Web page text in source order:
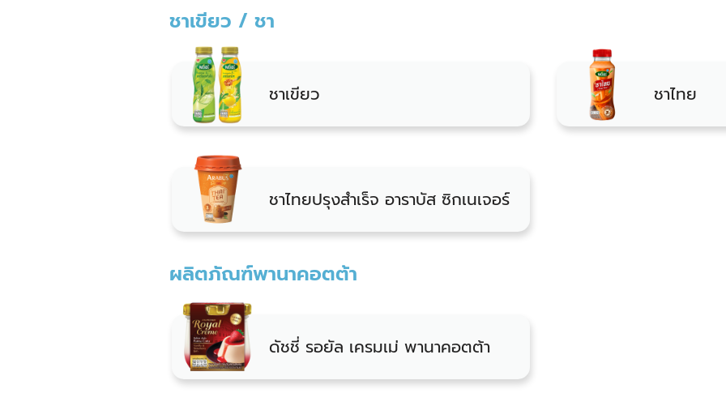
ชาเขียว / ชา
ชาเขียว ชาไทย
ชาไทยปรุงสำเร็จ อาราบัส ซิกเนเจอร์
ผลิตภัณฑ์พานาคอตต้า
ดัชชี่ รอยัล เครมเม่ พานาคอตต้า